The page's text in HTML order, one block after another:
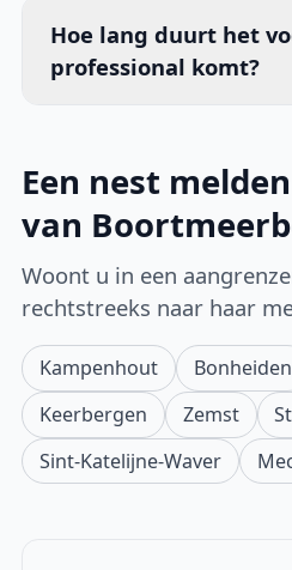
Hoe lang duurt het
professional komt?
Een nest
van
Woont u in een
rechtstreeks naar haar
Kampenhout Bonheiden
Keerbergen
Zemst
Sint-Katelijne-Waver